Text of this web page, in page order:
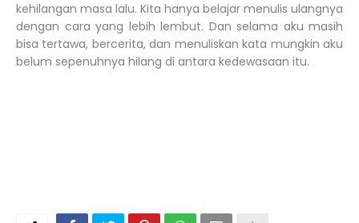
kehilangan masa lalu. Kita hanya belajar menulis ulangnya
dengan cara yang lebih lembut. Dan selama aku masih
bisa tertawa, bercerita, dan menuliskan kata mungkin aku
belum sepenuhnya hilang di antara kedewasaan itu.